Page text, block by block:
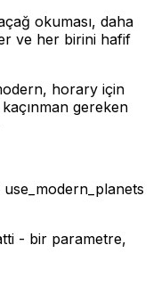
okuması, daha
ve her birini hafif
horary için
gereken
- bir parametre,